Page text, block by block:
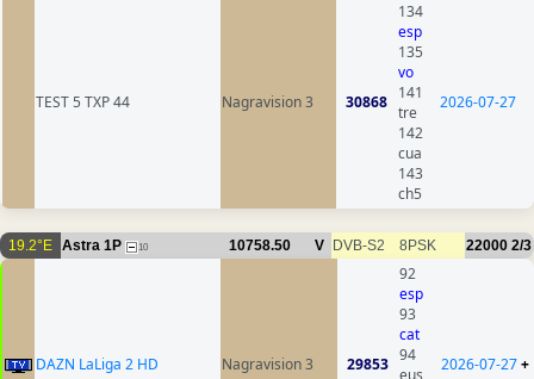
TEST 5 TXP 44 Nagravision 3 30868
134
esp
135
vo
141
tre
142
cua
143
ch5
2026-07-27
19.2°E Astra 1P 10 10758.50 V DVB-S2 8PSK 22000 2/3
DAZN LaLiga 2 HD Nagravision 3 29853
92
esp
93
cat
94
2026-07-27+